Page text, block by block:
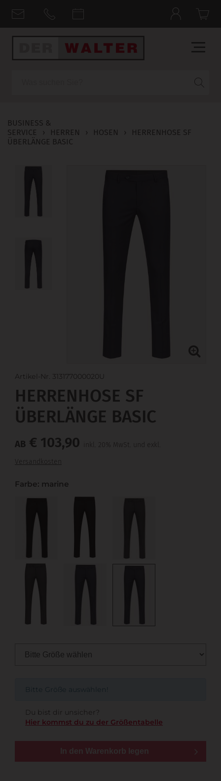
BUSINESS &
SERVICE
› HERREN › HOSEN ›
HERRENHOSE SF
ÜBERLÄNGE BASIC
Artikel-Nr. 313177000020U
HERRENHOSE SF
ÜBERLÄNGE BASIC
AB € 103,90
inkl. 20% MwSt. und exkl.
Versandkosten
Farbe: marine
Bitte Größe auswählen!
Du bist dir unsicher?
Hier kommst du zu der Größentabelle
In den Warenkorb legen